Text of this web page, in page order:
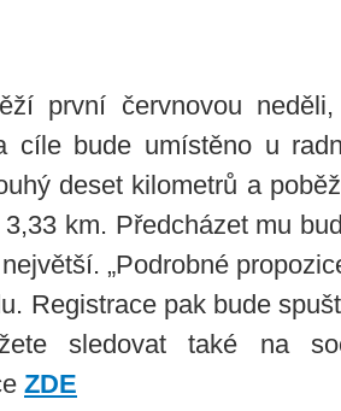
první červnovou
cíle bude umístěno u
deset kilometrů a
km. Předcházet mu
„Podrobné
Registrace pak bude
sledovat také na
ZDE